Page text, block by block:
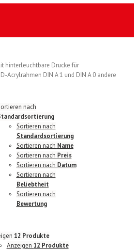
hinterleuchtbare Drucke für
Acrylrahmen DIN A 1 und DIN A 0 andere
nach
Sortieren nach
Standardsortierung
Sortieren nach Name
Sortieren nach Preis
Sortieren nach Datum
Sortieren nach
Beliebtheit
Sortieren nach
Bewertung
12 Produkte
Anzeigen 12 Produkte